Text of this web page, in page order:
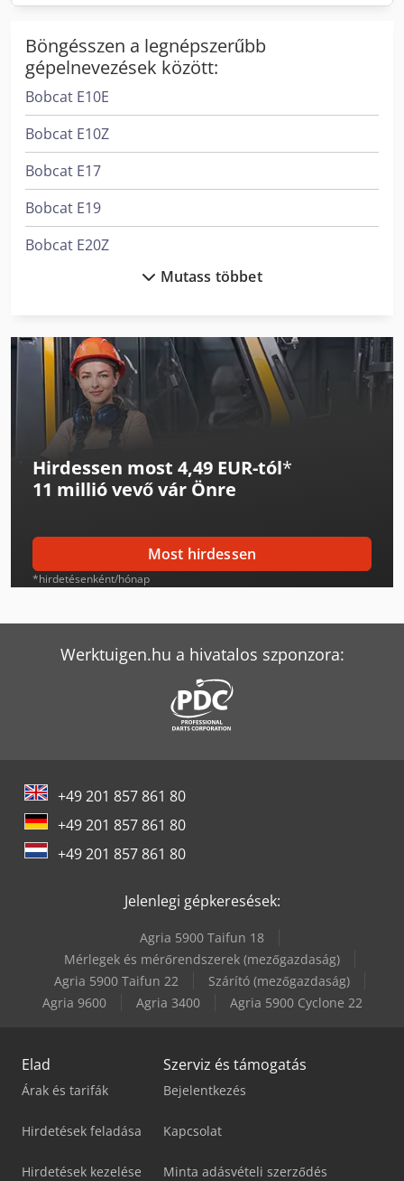
Böngésszen a legnépszerűbb
gépelnevezések között:
Bobcat E10E
Bobcat E10Z
Bobcat E17
Bobcat E19
Bobcat E20Z
Bobcat E27Z
Bobcat E34
Bobcat E35Z
Bobcat E55
Bobcat E62
Bobcat E85
Bobcat Palettengabel
Bobcat S550
Bobcat T590
Bobcat Teleszkópos Rakodó
Weiler E 60
Mutass többet
Hirdessen most 4,49 EUR-tól*
11 millió vevővár Önre
Most hirdessen
*hirdetésenként/hónap
Werktuigen.hu a hivatalos szponzora:
+49 201 857 861 80
+49 201 857 861 80
+49 201 857 861 80
Jelenlegi gépkeresések:
Agria 5900 Taifun 18
Mérlegek és mérőrendszerek (mezőgazdaság)
Agria 5900 Taifun 22
Szárító (mezőgazdaság)
Agria 9600
Agria 3400 Agria 5900 Cyclone 22
Elad
Árak és tarifák
Hirdetések feladása
Hirdetések kezelése
Szerviz és támogatás
Bejelentkezés
Kapcsolat
Minta adásvételi szerződés